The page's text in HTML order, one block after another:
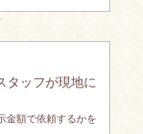
タッフが現地に
金額で依頼するかを